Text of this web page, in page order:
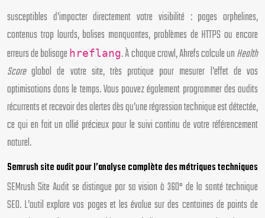
susceptibles d’impacter directement votre visibilité : pages orphelines,
contenus trop lourds, balises manquantes, problèmes de HTTPS ou encore
erreurs de balisage hreflang. À chaque crawl, Ahrefs calcule unHealth
Scoreglobal de votre site, très pratique pour mesurer l’effet de vos
optimisations dans le temps. Vous pouvez également programmer des audits
récurrents et recevoir des alertes dès qu’une régression technique est détectée,
ce qui en fait un allié précieux pour le suivi continu de votre référencement
naturel.
Semrush site audit pour l’analyse complète des métriques techniques
SEMrush Site Audit se distingue par sa vision à 360° de la santé technique
SEO. L’outil explore vos pages et les évalue sur des centaines de points de